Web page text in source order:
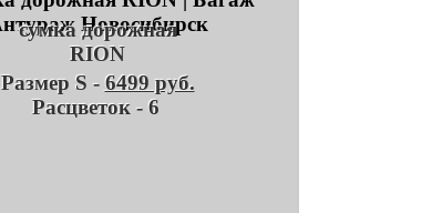
сумка дорожная
RION
Размер S - 6499 руб.
Расцветок - 6